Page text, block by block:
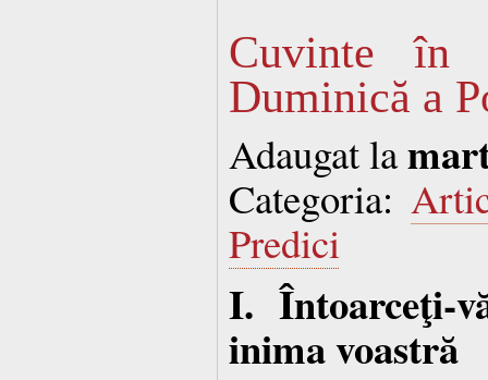
Cuvinte în
Duminică a
Adaugat la
Categoria:
Predici
I. Întoarceţi-
inima voastră